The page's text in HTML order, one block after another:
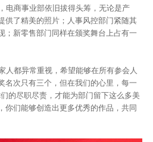
电商事业部依旧拔得头筹，无论是产
供了精美的照片；人事风控部门紧随其
；新零售部门同样在颁奖舞台上占有一
人都异常重视，希望能够在所有参会人
名次只有三个，但在我们的心里，每一
的尽职尽责，才能为部门留下这么多美
你们能够创造出更多优秀的作品，共同